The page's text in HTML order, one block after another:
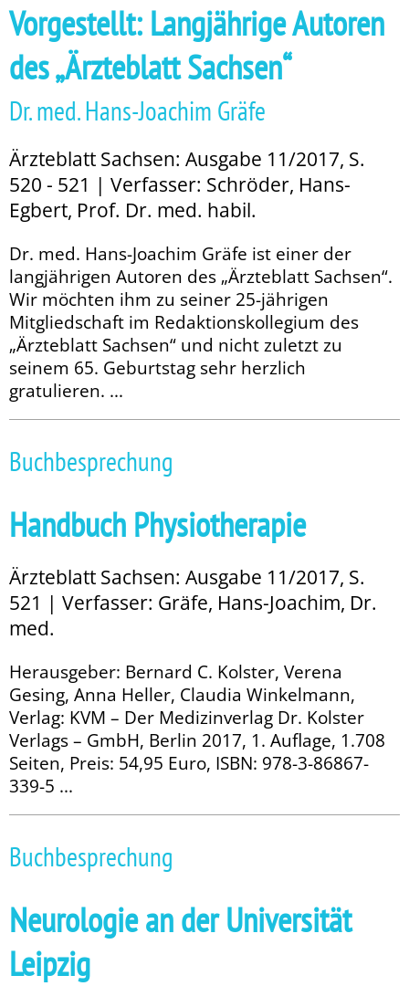
Vorgestellt: Lang­jährige Autoren
des „Ärzteblatt Sachsen“
Dr. med. Hans-Joachim Gräfe
Ärzteblatt Sachsen: Ausgabe 11/2017, S.
520 - 521 | Verfasser: Schröder, Hans-
Egbert, Prof. Dr. med. habil.
Dr. med. Hans-Joachim Gräfe ist einer der
langjährigen Autoren des „Ärzteblatt Sachsen“.
Wir möchten ihm zu seiner 25-jährigen
Mitgliedschaft im Redaktionskollegium des
„Ärzteblatt Sachsen“ und nicht zuletzt zu
seinem 65. Geburtstag sehr herzlich
gratulieren. ...
Buchbesprechung
Handbuch ­Physiotherapie
Ärzteblatt Sachsen: Ausgabe 11/2017, S.
521 | Verfasser: Gräfe, Hans-Joachim, Dr.
med.
Herausgeber: Bernard C. Kolster, Verena
Gesing, Anna Heller, Claudia Winkelmann,
Verlag: KVM – Der Medizinverlag Dr. Kolster
Verlags – GmbH, Berlin 2017, 1. Auflage, 1.708
Seiten, Preis: 54,95 Euro, ISBN: 978-3-86867-
339-5 ...
Buchbesprechung
Neurologie an der Universität
Leipzig